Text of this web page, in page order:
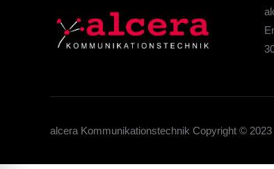
alcera Kommunikationstechnik Copyright © 2023